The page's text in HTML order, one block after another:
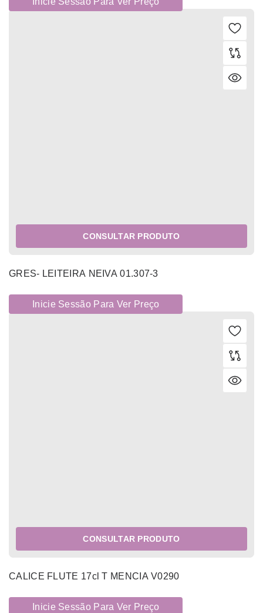
CONSULTAR PRODUTO
GRES- LEITEIRA NEIVA 01.307-3
Inicie Sessão Para Ver Preço
CONSULTAR PRODUTO
CALICE FLUTE 17cl T MENCIA V0290
Inicie Sessão Para Ver Preço